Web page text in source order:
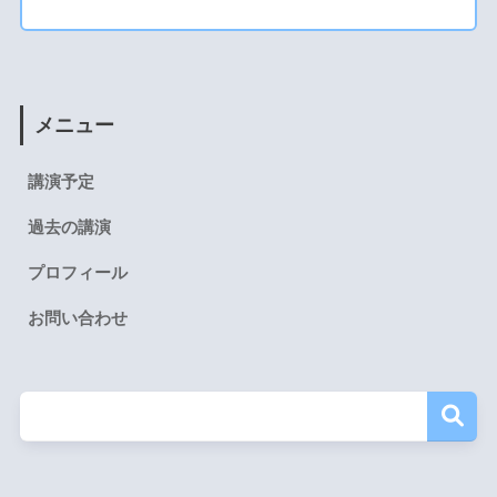
メニュー
講演予定
過去の講演
プロフィール
お問い合わせ